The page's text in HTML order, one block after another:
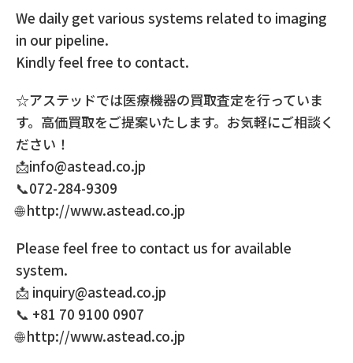
We daily get various systems related to imaging
in our pipeline.
Kindly feel free to contact.
☆アステッドでは医療機器の買取査定を行っていま
す。高価買取をご提案いたします。お気軽にご相談く
ださい！
📩info@astead.co.jp
📞072-284-9309
🌐 http://www.astead.co.jp
Please feel free to contact us for available
system.
📩 inquiry@astead.co.jp
📞 +81 70 9100 0907
🌐 http://www.astead.co.jp